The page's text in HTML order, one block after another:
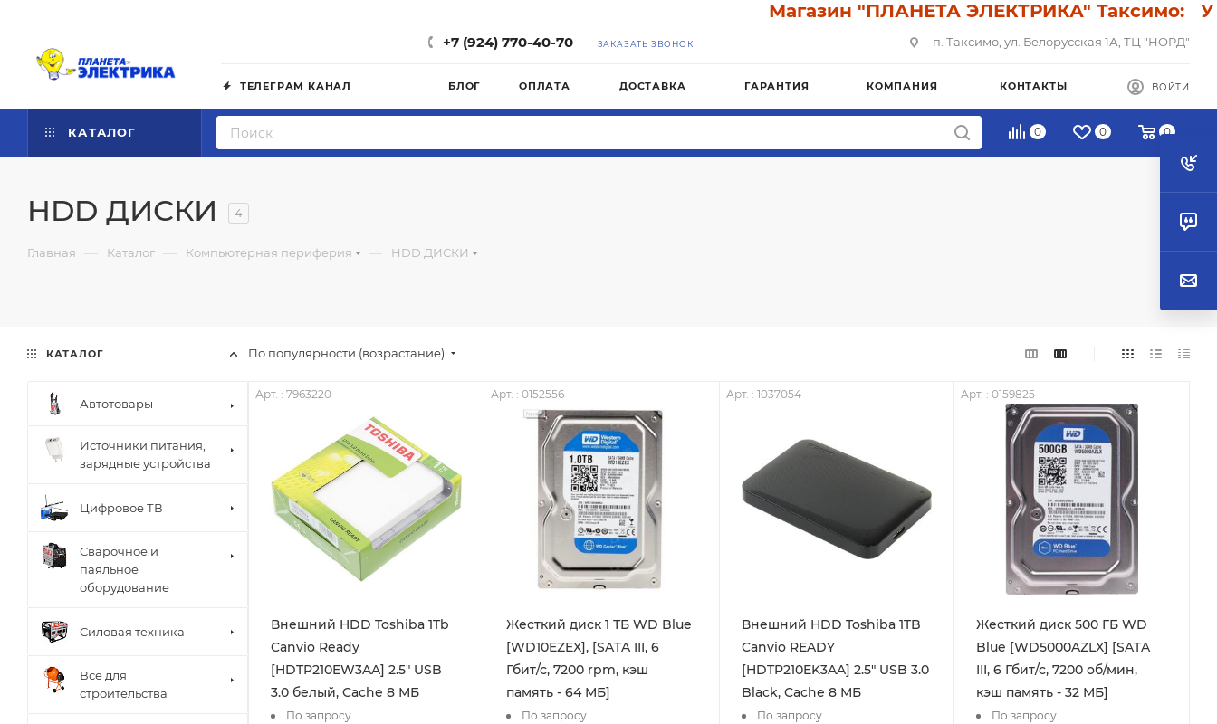
Магазин "ПЛАНЕТА ЭЛЕКТРИКА" Таксимо: У
+7 (924) 770-40-70 ЗАКАЗАТЬ ЗВОНОК п. Таксимо, ул. Белорусская 1А, ТЦ "НОРД"
ТЕЛЕГРАМ КАНАЛ БЛОГ ОПЛАТА ДОСТАВКА ГАРАНТИЯ КОМПАНИЯ КОНТАКТЫ ВОЙТИ
КАТАЛОГ 0 0 0
HDD ДИСКИ 4
Главная — Каталог — Компьютерная периферия — HDD ДИСКИ
По популярности (возрастание)
Арт. : 7963220
Внешний HDD Toshiba 1Tb
Canvio Ready
[HDTP210EW3AA] 2.5" USB
3.0 белый, Cache 8 МБ
По запросу
Арт. : 0152556
Жесткий диск 1 ТБ WD Blue
[WD10EZEX], [SATA III, 6
Гбит/с, 7200 rpm, кэш
память - 64 МБ]
По запросу
Арт. : 1037054
Внешний HDD Toshiba 1TB
Canvio READY
[HDTP210EK3AA] 2.5" USB 3.0
Black, Cache 8 МБ
По запросу
Арт. : 0159825
Жесткий диск 500 ГБ WD
Blue [WD5000AZLX] [SATA
III, 6 Гбит/с, 7200 об/мин,
кэш память - 32 МБ]
По запросу
КАТАЛОГ
Автотовары
Источники питания,
зарядные устройства
Цифровое ТВ
Сварочное и
паяльное
оборудование
Силовая техника
Всё для
строительства